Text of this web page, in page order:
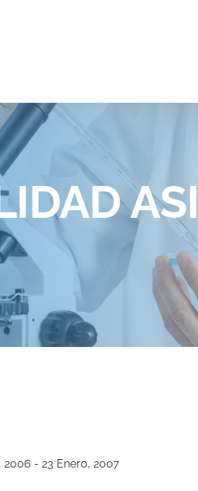
2006 - 23 Enero, 2007